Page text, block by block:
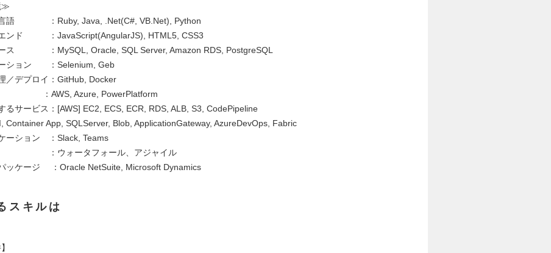
≫
言語 ：Ruby, Java, .Net(C#, VB.Net), Python
ンド ：JavaScript(AngularJS), HTML5, CSS3
ス ：MySQL, Oracle, SQL Server, Amazon RDS, PostgreSQL
ション ：Selenium, Geb
／デプロイ：GitHub, Docker
：AWS, Azure, PowerPlatform
るサービス：[AWS] EC2, ECS, ECR, RDS, ALB, S3, CodePipeline
Container App, SQLServer, Blob, ApplicationGateway, AzureDevOps, Fabric
ーション ：Slack, Teams
：ウォータフォール、アジャイル
ッケージ ：Oracle NetSuite, Microsoft Dynamics
スキルは